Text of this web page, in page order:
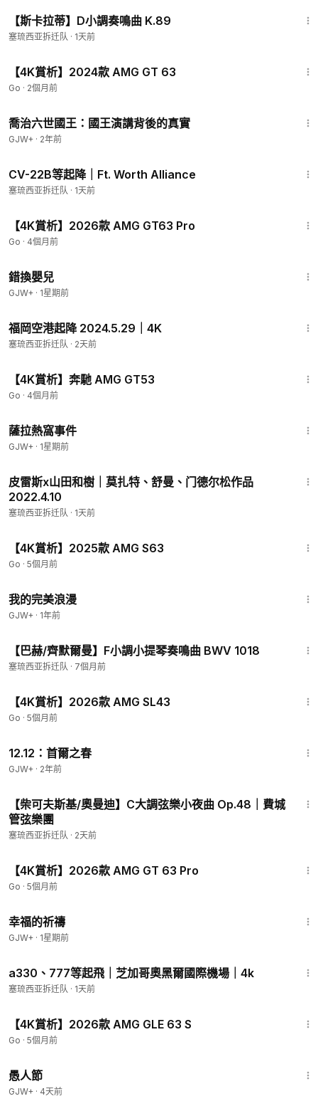
【斯卡拉蒂】D小調奏鳴曲 K.89
塞琉西亚拆迁队 · 1天前
【4K賞析】2024款 AMG GT 63
Go · 2個月前
喬治六世國王：國王演講背後的真實
GJW+ · 2年前
CV-22B等起降｜Ft. Worth Alliance
塞琉西亚拆迁队 · 1天前
【4K賞析】2026款 AMG GT63 Pro
Go · 4個月前
錯換嬰兒
GJW+ · 1星期前
福岡空港起降 2024.5.29｜4K
塞琉西亚拆迁队 · 2天前
【4K賞析】奔馳 AMG GT53
Go · 4個月前
薩拉熱窩事件
GJW+ · 1星期前
皮雷斯x山田和樹｜莫扎特、舒曼、门德尔松作品
2022.4.10
塞琉西亚拆迁队 · 1天前
【4K賞析】2025款 AMG S63
Go · 5個月前
我的完美浪漫
GJW+ · 1年前
【巴赫/齊默爾曼】F小調小提琴奏鳴曲 BWV 1018
塞琉西亚拆迁队 · 7個月前
【4K賞析】2026款 AMG SL43
Go · 5個月前
12.12：首爾之春
GJW+ · 2年前
【柴可夫斯基/奧曼迪】C大調弦樂小夜曲 Op.48｜費城
管弦樂團
塞琉西亚拆迁队 · 2天前
【4K賞析】2026款 AMG GT 63 Pro
Go · 5個月前
幸福的祈禱
GJW+ · 1星期前
a330、777等起飛｜芝加哥奧黑爾國際機場｜4k
塞琉西亚拆迁队 · 1天前
【4K賞析】2026款 AMG GLE 63 S
Go · 5個月前
愚人節
GJW+ · 4天前